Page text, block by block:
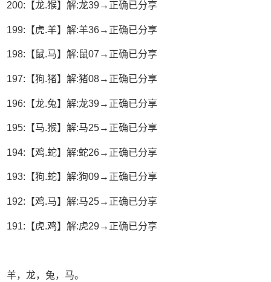
200:【龙.猴】解:龙39→正确已分享
199:【虎.羊】解:羊36→正确已分享
198:【鼠.马】解:鼠07→正确已分享
197:【狗.猪】解:猪08→正确已分享
196:【龙.兔】解:龙39→正确已分享
195:【马.猴】解:马25→正确已分享
194:【鸡.蛇】解:蛇26→正确已分享
193:【狗.蛇】解:狗09→正确已分享
192:【鸡.马】解:马25→正确已分享
191:【虎.鸡】解:虎29→正确已分享
羊，龙，兔，马。